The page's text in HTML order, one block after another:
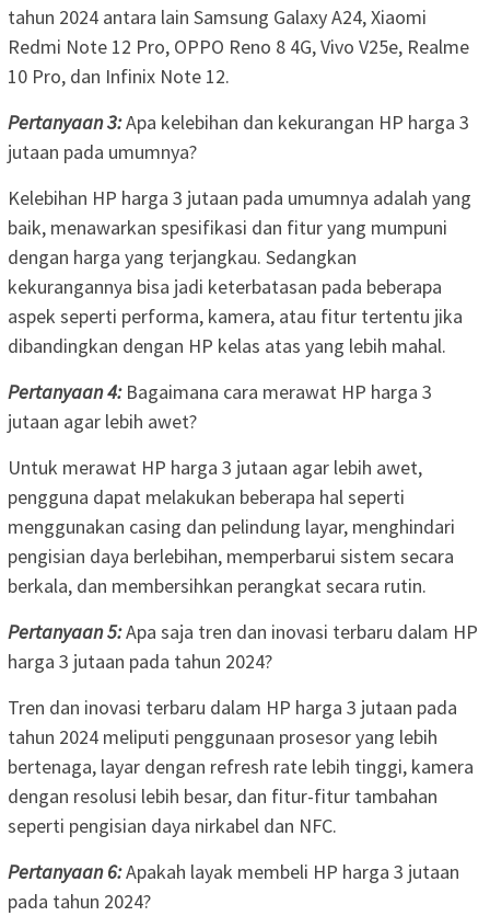
tahun 2024 antara lain Samsung Galaxy A24, Xiaomi
Redmi Note 12 Pro, OPPO Reno 8 4G, Vivo V25e, Realme
10 Pro, dan Infinix Note 12.
Pertanyaan 3:Apa kelebihan dan kekurangan HP harga 3
jutaan pada umumnya?
Kelebihan HP harga 3 jutaan pada umumnya adalah yang
baik, menawarkan spesifikasi dan fitur yang mumpuni
dengan harga yang terjangkau. Sedangkan
kekurangannya bisa jadi keterbatasan pada beberapa
aspek seperti performa, kamera, atau fitur tertentu jika
dibandingkan dengan HP kelas atas yang lebih mahal.
Pertanyaan 4:Bagaimana cara merawat HP harga 3
jutaan agar lebih awet?
Untuk merawat HP harga 3 jutaan agar lebih awet,
pengguna dapat melakukan beberapa hal seperti
menggunakan casing dan pelindung layar, menghindari
pengisian daya berlebihan, memperbarui sistem secara
berkala, dan membersihkan perangkat secara rutin.
Pertanyaan 5:Apa saja tren dan inovasi terbaru dalam HP
harga 3 jutaan pada tahun 2024?
Tren dan inovasi terbaru dalam HP harga 3 jutaan pada
tahun 2024 meliputi penggunaan prosesor yang lebih
bertenaga, layar dengan refresh rate lebih tinggi, kamera
dengan resolusi lebih besar, dan fitur-fitur tambahan
seperti pengisian daya nirkabel dan NFC.
Pertanyaan 6:Apakah layak membeli HP harga 3 jutaan
pada tahun 2024?